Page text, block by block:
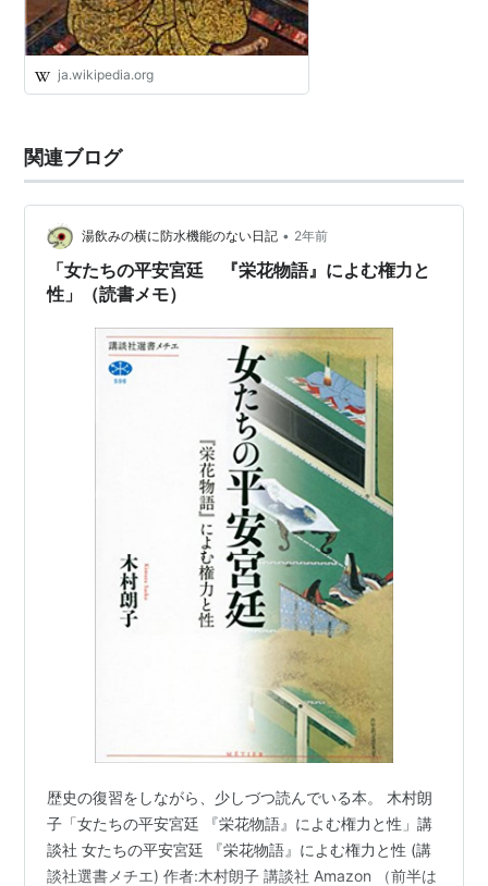
ja.wikipedia.org
関連ブログ
湯飲みの横に防水機能のない日記 • 2年前
「女たちの平安宮廷 『栄花物語』によむ権力と
性」（読書メモ）
歴史の復習をしながら、少しづつ読んでいる本。 木村朗
子「女たちの平安宮廷 『栄花物語』によむ権力と性」講
談社 女たちの平安宮廷 『栄花物語』によむ権力と性 (講
談社選書メチエ) 作者:木村朗子 講談社 Amazon （前半は